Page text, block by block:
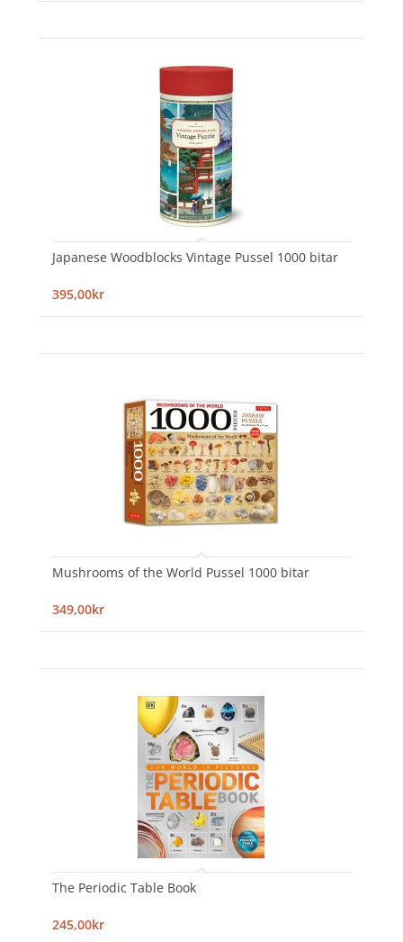
Japanese Woodblocks Vintage Pussel 1000 bitar
395,00kr
Mushrooms of the World Pussel 1000 bitar
349,00kr
The Periodic Table Book
245,00kr